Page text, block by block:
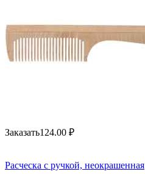
Заказать124.00 ₽
Расческа с ручкой, неокрашенная